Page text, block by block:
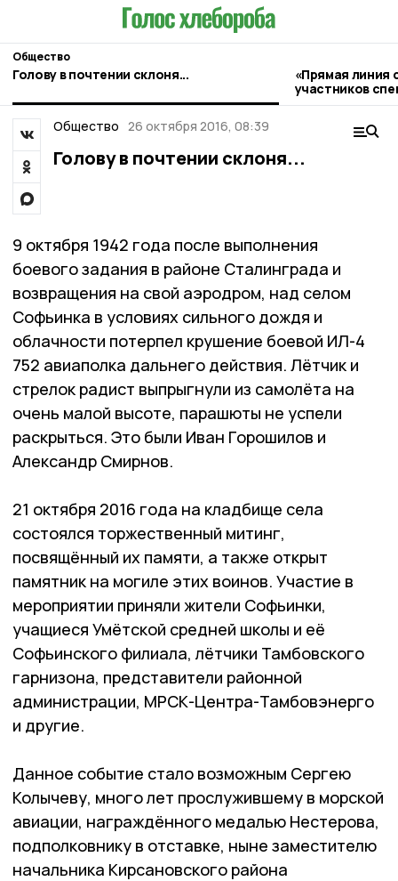
Общество
Голову в почтении склоня...
«Прямая линия
участников
прошла в Умёте
Общество 26 октября 2016, 08:39
Голову в почтении склоня...
9 октября 1942 года после выполнения
боевого задания в районе Сталинграда и
возвращения на свой аэродром, над селом
Софьинка в условиях сильного дождя и
облачности потерпел крушение боевой ИЛ-4
752 авиаполка дальнего действия. Лётчик и
стрелок радист выпрыгнули из самолёта на
очень малой высоте, парашюты не успели
раскрыться. Это были Иван Горошилов и
Александр Смирнов.
21 октября 2016 года на кладбище села
состоялся торжественный митинг,
посвящённый их памяти, а также открыт
памятник на могиле этих воинов. Участие в
мероприятии приняли жители Софьинки,
учащиеся Умётской средней школы и её
Софьинского филиала, лётчики Тамбовского
гарнизона, представители районной
администрации, МРСК-Центра-Тамбовэнерго
и другие.
Данное событие стало возможным Сергею
Колычеву, много лет прослужившему в морской
авиации, награждённого медалью Нестерова,
подполковнику в отставке, ныне заместителю
начальника Кирсановского района